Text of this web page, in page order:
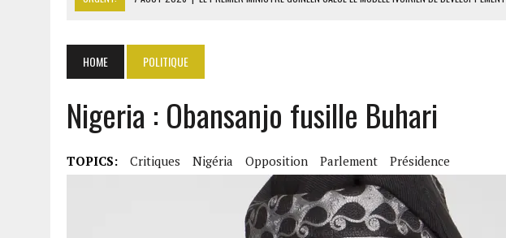
7 AOÛT 2026 | CÔTE D’IVOIRE : OUATTARA GRACIE 4 661 DÉTENUS POUR L’INDÉPENDANCE
7 AOÛT 2026
SÉNÉGAL : THIERNO ALASSANE SALL ACCUSE PASTEF DE DUPLICITÉ SUR L’ASER
HOME POLITIQUE
Nigeria : Obansanjo fusille Buhari
TOPICS: Critiques Nigéria Opposition Parlement Présidence